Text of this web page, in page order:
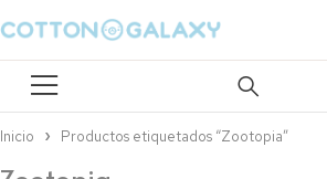
Inicio Productos etiquetados “Zootopia”